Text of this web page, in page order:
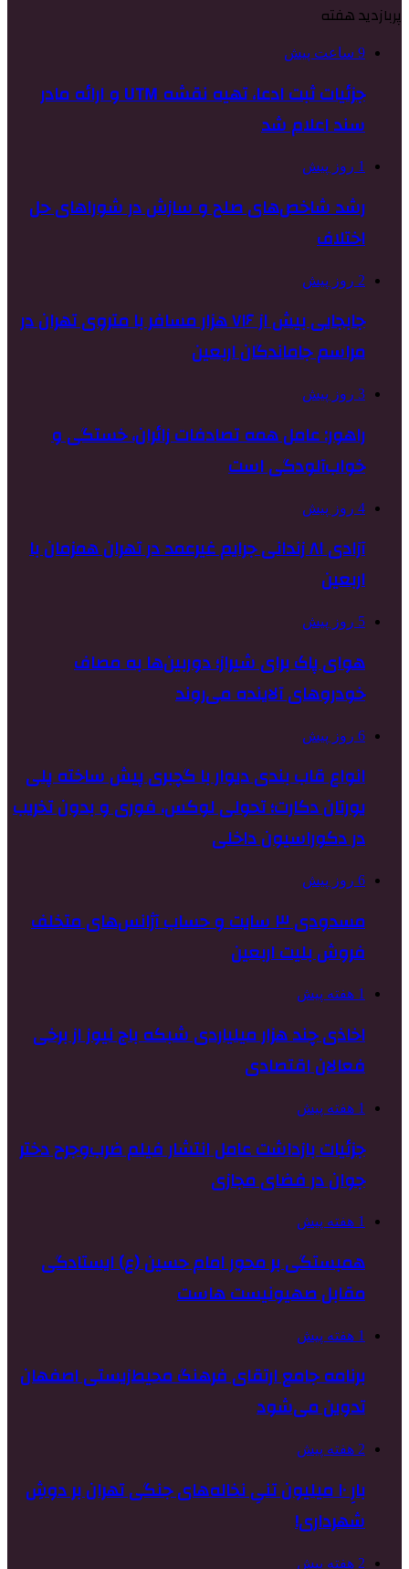
پربازدید هفته
9 ساعت پیش
جزئیات ثبت ادعا، تهیه نقشه UTM و ارائه مادر
سند اعلام شد
1 روز پیش
رشد شاخص‌های صلح و سازش در شوراهای حل
اختلاف
2 روز پیش
جابجایی بیش از ۷۱۶ هزار مسافر با متروی تهران در
مراسم جاماندگان اربعین
3 روز پیش
راهور: عامل همه تصادفات زائران، خستگی و
خواب‌آلودگی است
4 روز پیش
آزادی ۸۱ زندانی جرایم غیرعمد در تهران همزمان با
اربعین
5 روز پیش
هوای پاک برای شیراز؛ دوربین‌ها به مصاف
خودروهای آلاینده می‌روند
6 روز پیش
انواع قاب بندی دیوار با گچبری پیش ساخته پلی
یورتان دکارت؛ تحولی لوکس، فوری و بدون تخریب
در دکوراسیون داخلی
6 روز پیش
مسدودی ۳ سایت و حساب آژانس‌های متخلف
فروش بلیت اربعین
1 هفته پیش
اخاذی چند هزار میلیاردی شبکه باج نیوز از برخی
فعالان اقتصادی
1 هفته پیش
جزئیات بازداشت عامل انتشار فیلم ضرب‌وجرح دختر
جوان در فضای مجازی
1 هفته پیش
همبستگی بر محور امام حسین (ع) ایستادگی
مقابل صهیونیست هاست
1 هفته پیش
برنامه جامع ارتقای فرهنگ محیط‌زیستی اصفهان
تدوین می‌شود
2 هفته پیش
بارِ ۱۰ میلیون تنیِ نخاله‌های جنگی تهران بر دوشِ
شهرداری!
2 هفته پیش